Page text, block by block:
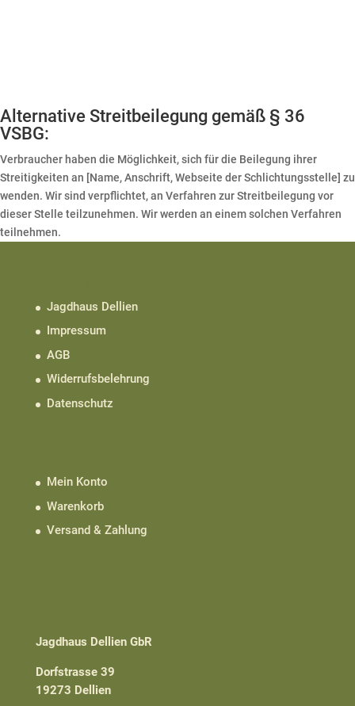
Alternative Streitbeilegung gemäß § 36
VSBG:
Verbraucher haben die Möglichkeit, sich für die Beilegung ihrer
Streitigkeiten an [Name, Anschrift, Webseite der Schlichtungsstelle] zu
wenden. Wir sind verpflichtet, an Verfahren zur Streitbeilegung vor
dieser Stelle teilzunehmen. Wir werden an einem solchen Verfahren
teilnehmen.
Jagdhaus Dellien
Impressum
AGB
Widerrufsbelehrung
Datenschutz
Mein Konto
Warenkorb
Versand & Zahlung
Jagdhaus Dellien GbR
Dorfstrasse 39
19273 Dellien